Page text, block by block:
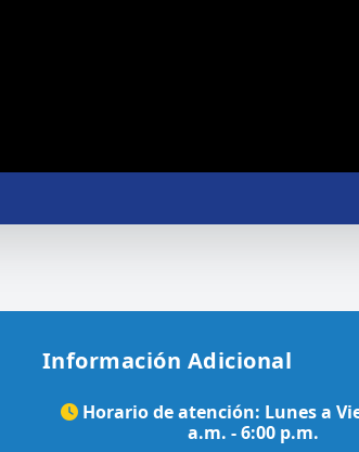
Información Adicional
Horario de atención: Lunes a
a.m. - 6:00 p.m.